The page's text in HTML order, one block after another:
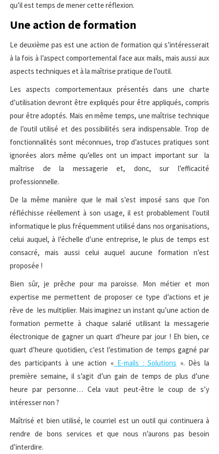
qu’il est temps de mener cette réflexion.
Une action de formation
Le deuxième pas est une action de formation qui s’intéresserait
à la fois à l’aspect comportemental face aux mails, mais aussi aux
aspects techniques et à la maîtrise pratique de l’outil.
Les aspects comportementaux présentés dans une charte
d’utilisation devront être expliqués pour être appliqués, compris
pour être adoptés. Mais en même temps, une maîtrise technique
de l’outil utilisé et des possibilités sera indispensable. Trop de
fonctionnalités sont méconnues, trop d’astuces pratiques sont
ignorées alors même qu’elles ont un impact important sur la
maîtrise de la messagerie et, donc, sur l’efficacité
professionnelle.
De la même manière que le mail s’est imposé sans que l’on
réfléchisse réellement à son usage, il est probablement l’outil
informatique le plus fréquemment utilisé dans nos organisations,
celui auquel, à l’échelle d’une entreprise, le plus de temps est
consacré, mais aussi celui auquel aucune formation n’est
proposée !
Bien sûr, je prêche pour ma paroisse. Mon métier et mon
expertise me permettent de proposer ce type d’actions et je
rêve de les multiplier. Mais imaginez un instant qu’une action de
formation permette à chaque salarié utilisant la messagerie
électronique de gagner un quart d’heure par jour ! Eh bien, ce
quart d’heure quotidien, c’est l’estimation de temps gagné par
des participants à une action « E-mails : Solutions ». Dès la
première semaine, il s’agit d’un gain de temps de plus d’une
heure par personne… Cela vaut peut-être le coup de s’y
intéresser non ?
Maîtrisé et bien utilisé, le courriel est un outil qui continuera à
rendre de bons services et que nous n’aurons pas besoin
d’interdire.